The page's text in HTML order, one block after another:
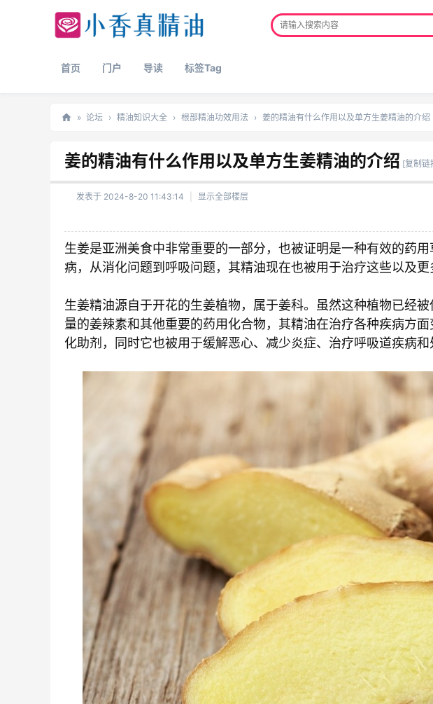
首页 门户 导读 标签Tag
品
» 论坛 › 精油知识大全 › 根部精油功效用法 › 姜的精油有什么作用以及单方生姜精油的介绍
姜的精油有什么作用以及单方生姜精油的介绍 [复制链
发表于 2024-8-20 11:43:14 显示全部楼层
生姜是亚洲美食中非常重要的一部分，也被证明是一种有效的药
病，从消化问题到呼吸问题，其精油现在也被用于治疗这些以及更
生姜精油源自于开花的生姜植物，属于姜科。虽然这种植物已经
量的姜辣素和其他重要的药用化合物，其精油在治疗各种疾病方
化助剂，同时它也被用于缓解恶心、减少炎症、治疗呼吸道疾病和